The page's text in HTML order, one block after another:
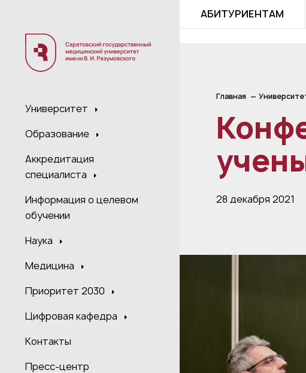
Университет
Образование
Аккредитация
специалиста
Информация о целевом
обучении
Наука
Медицина
Приоритет 2030
Цифровая кафедра
Контакты
Пресс-центр
АБИТУРИЕНТАМ
Главная
28 декабря 2021